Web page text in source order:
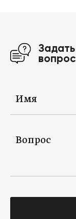
Задать
вопрос